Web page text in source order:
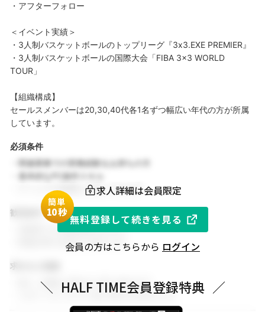
・アフターフォロー
＜イベント実績＞
・3人制バスケットボールのトップリーグ『3x3.EXE PREMIER』
・3人制バスケットボールの国際大会「FIBA 3x3 WORLD
TOUR」
【組織構成】
セールスメンバーは20,30,40代各1名ずつ幅広い年代の方が所属
しています。
必須条件
・関連業務での実務経験をお持ちの方
・基本的なPC操作スキル
・チームでの協働を大切にできる方
歓迎条件
・同業界での就業経験がある方
・関連分野の知見をお持ちの方
求める人物像
・新しい挑戦に前向きに取り組める方
・スポーツビジネスに強い関心をお持ちの方
求人詳細は会員限定
簡単
10秒
無料登録して続きを見る
会員の方はこちらから ログイン
＼ HALF TIME会員登録特典 ／